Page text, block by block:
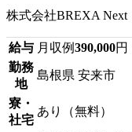
株式会社BREXA Next
給与 月収例390,000円
勤務
地
島根県 安来市
寮・
社宅
あり（無料）